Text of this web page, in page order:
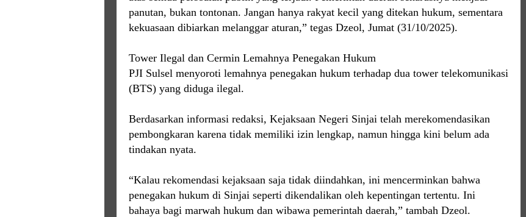
panutan, bukan tontonan. Jangan hanya rakyat kecil yang ditekan hukum, sementara
kekuasaan dibiarkan melanggar aturan,” tegas Dzeol, Jumat (31/10/2025).
Tower Ilegal dan Cermin Lemahnya Penegakan Hukum
PJI Sulsel menyoroti lemahnya penegakan hukum terhadap dua tower telekomunikasi
(BTS) yang diduga ilegal.
Berdasarkan informasi redaksi, Kejaksaan Negeri Sinjai telah merekomendasikan
pembongkaran karena tidak memiliki izin lengkap, namun hingga kini belum ada
tindakan nyata.
“Kalau rekomendasi kejaksaan saja tidak diindahkan, ini mencerminkan bahwa
penegakan hukum di Sinjai seperti dikendalikan oleh kepentingan tertentu. Ini
bahaya bagi marwah hukum dan wibawa pemerintah daerah,” tambah Dzeol.